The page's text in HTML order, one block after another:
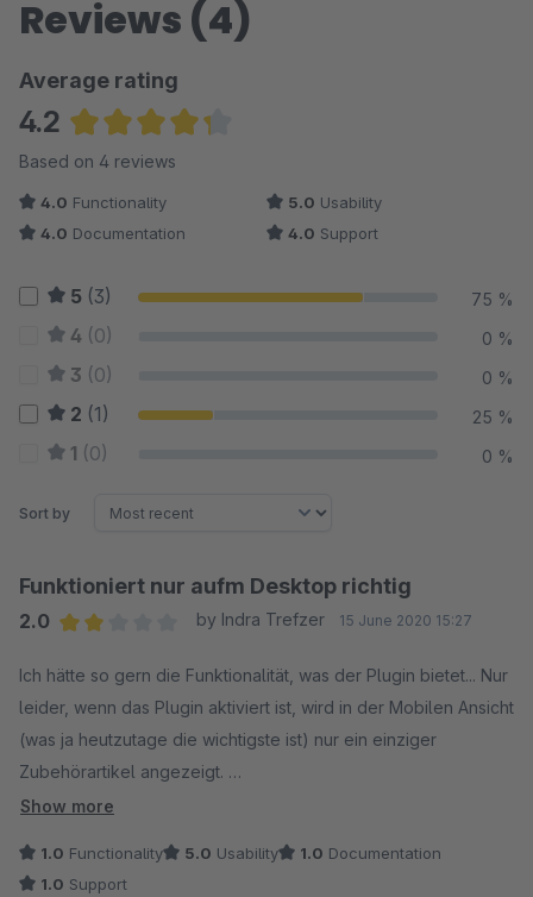
Reviews (4)
Average rating
4.2
Average rating of 4.25 out of 5 stars
Based on 4 reviews
4.0 Functionality 5.0 Usability
4.0 Documentation 4.0 Support
5 (3) 75 %
4 (0) 0 %
3 (0) 0 %
2 (1) 25 %
1 (0) 0 %
Sort by
Funktioniert nur aufm Desktop richtig
2.0
by Indra Trefzer 15 June 2020 15:27
Ich hätte so gern die Funktionalität, was der Plugin bietet... Nur
leider, wenn das Plugin aktiviert ist, wird in der Mobilen Ansicht
(was ja heutzutage die wichtigste ist) nur ein einziger
Zubehörartikel angezeigt.
Email an Support geschickt, keine Antwort. Angerufen, wurde
später immer noch keine Antwort vom Support. :(
Show more
1.0 Functionality 5.0 Usability 1.0 Documentation
1.0 Support